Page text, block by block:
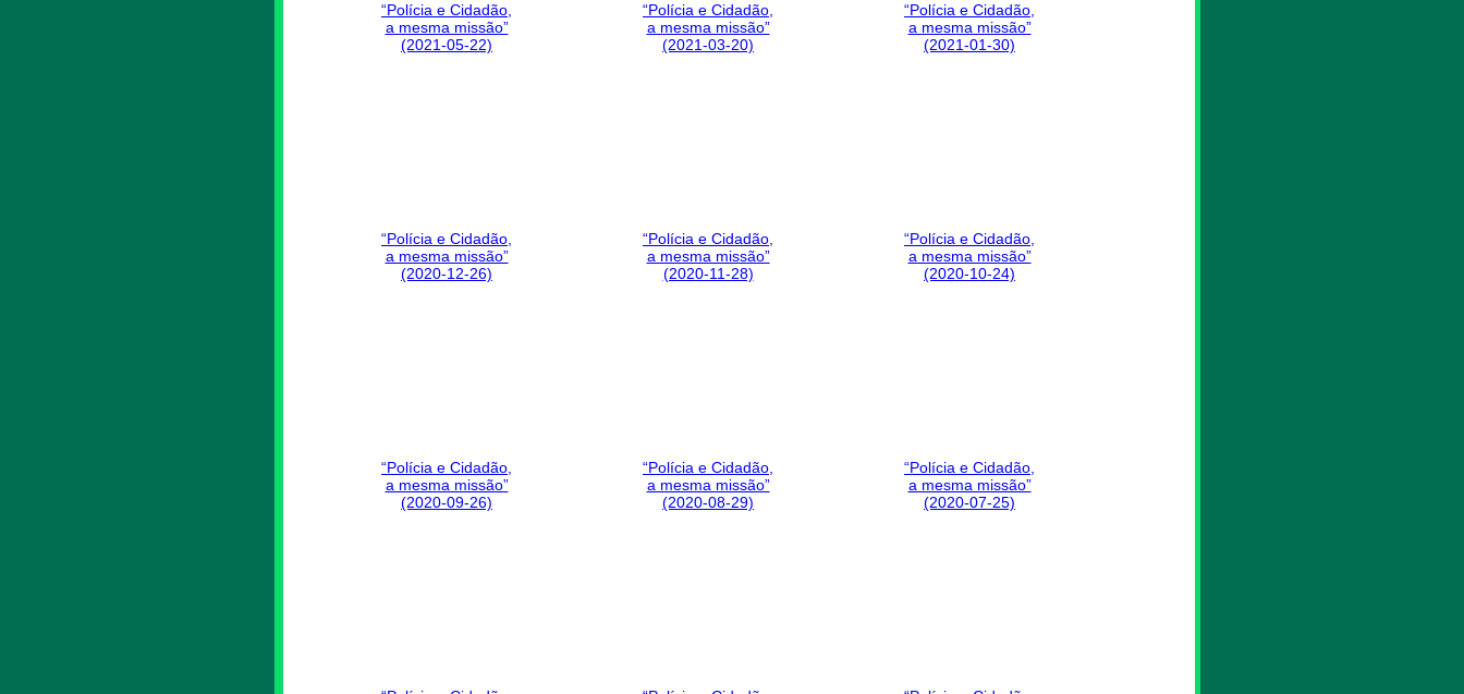
“Polícia e Cidadão,
a mesma missão”
(2021-05-22)
“Polícia e Cidadão,
a mesma missão”
(2021-03-20)
“Polícia e Cidadão,
a mesma missão”
(2021-01-30)
“Polícia e Cidadão,
a mesma missão”
(2020-12-26)
“Polícia e Cidadão,
a mesma missão”
(2020-11-28)
“Polícia e Cidadão,
a mesma missão”
(2020-10-24)
“Polícia e Cidadão,
a mesma missão”
(2020-09-26)
“Polícia e Cidadão,
a mesma missão”
(2020-08-29)
“Polícia e Cidadão,
a mesma missão”
(2020-07-25)